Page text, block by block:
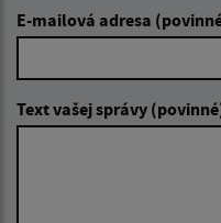
E-mailová adresa
Text vašej správy